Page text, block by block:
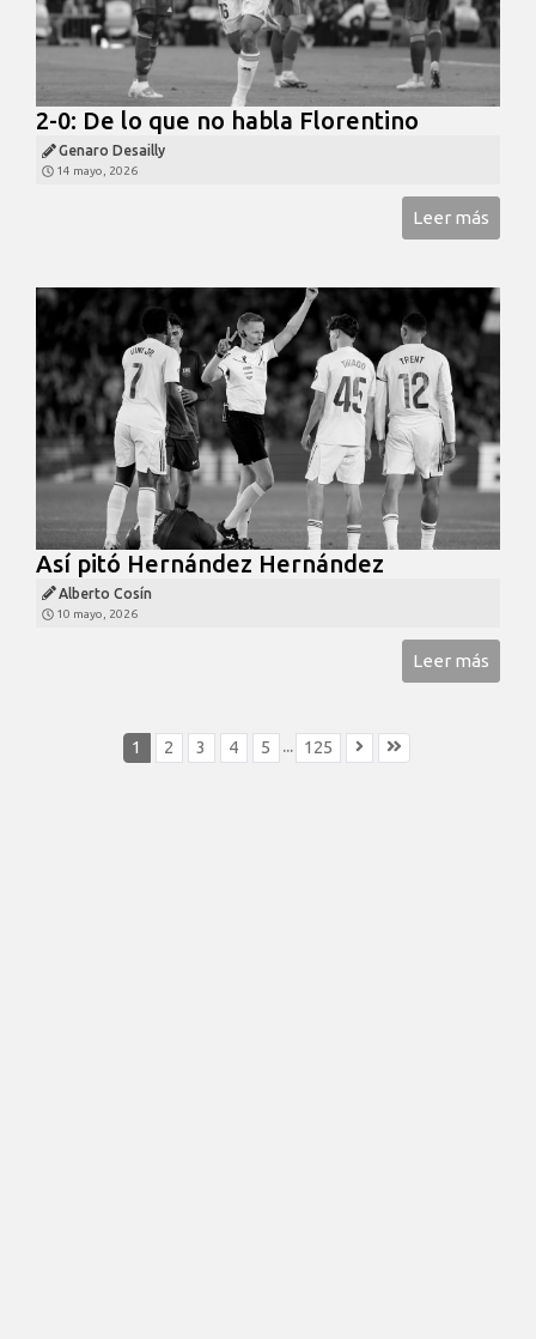
2-0: De lo que no habla Florentino
Genaro Desailly
14 mayo, 2026
Leer más
Así pitó Hernández Hernández
Alberto Cosín
10 mayo, 2026
Leer más
1 2 3 4 5 125